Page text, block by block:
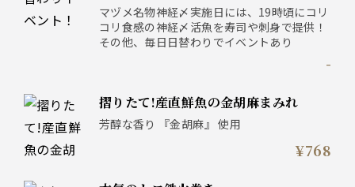
マヅメ名物神経〆実施日には、19時頃にコリ
コリ食感の神経〆活魚を寿司や刺身で提供！
その他、毎日日替わりでイベントあり
-
摺りたて!産直鮮魚の金胡麻まみれ
芳醇な香り 『金胡麻』 使用
¥768